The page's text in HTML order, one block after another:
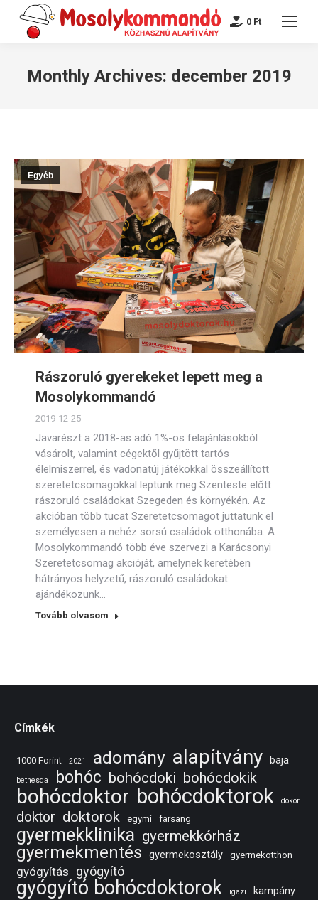
0 Ft
Monthly Archives: december 2019
Egyéb
Rászoruló gyerekeket lepett meg a
Mosolykommandó
2019-12-25
Javarészt a 2018-as adó 1%-os felajánlásokból
vásárolt, valamint cégektől gyűjtött tartós
élelmiszerrel, és vadonatúj játékokkal összeállított
szeretetcsomagokkal leptünk meg Szenteste előtt
rászoruló családokat Szegeden és környékén. Az
akcióban több tucat Szeretetcsomagot juttatunk el
személyesen a nehéz sorsú családok otthonába. A
Mosolykommandó több éve szervezi a Karácsonyi
Szeretetcsomag akcióját, amelynek keretében
hátrányos helyzetű, rászoruló családokat
ajándékozunk…
Tovább olvasom
Címkék
1000 Forint 2021 adomány alapítvány baja
bethesda bohóc bohócdoki bohócdokik
bohócdoktor bohócdoktorok dokor
doktor doktorok egymi farsang
gyermekklinika gyermekkórház
gyermekmentés gyermekosztály gyermekotthon
gyógyítás gyógyító
gyógyító bohócdoktorok igazi kampány